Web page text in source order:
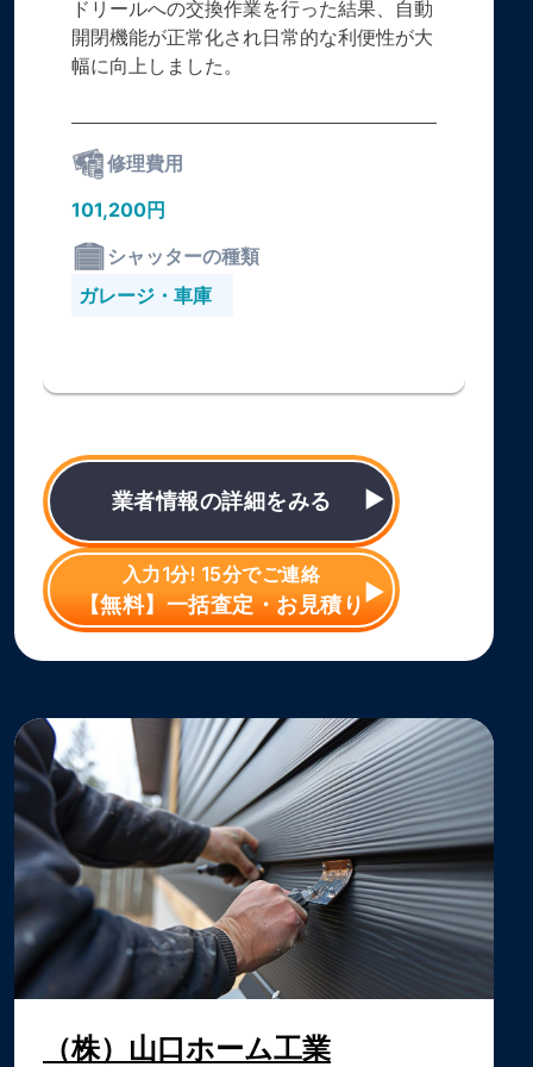
ドリールへの交換作業を行った結果、自動
開閉機能が正常化され日常的な利便性が大
幅に向上しました。
修理費用
101,200円
シャッターの種類
ガレージ・車庫
業者情報の詳細をみる
入力1分! 15分でご連絡
【無料】一括査定・お見積り
（株）山口ホーム工業